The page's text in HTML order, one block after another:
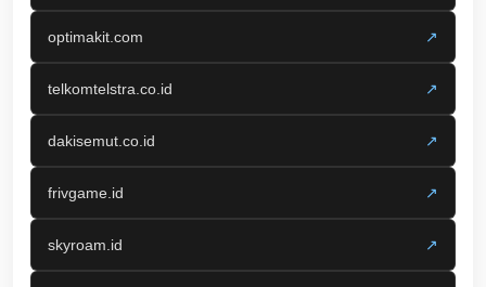
optimakit.com ↗
telkomtelstra.co.id ↗
dakisemut.co.id ↗
frivgame.id ↗
skyroam.id ↗